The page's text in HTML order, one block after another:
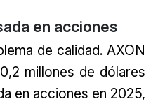
en acciones
de calidad. AXON
millones de dólares
en acciones en 2025,